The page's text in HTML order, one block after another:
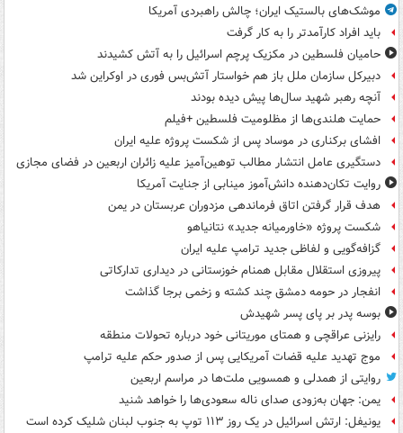
موشک‌های بالستیک ایران؛ چالش راهبردی آمریکا
باید افراد کارآمدتر را به کار گرفت
حامیان فلسطین در مکزیک پرچم اسرائیل را به آتش کشیدند
دبیرکل سازمان ملل باز هم خواستار آتش‌بس فوری در اوکراین شد
آنچه رهبر شهید سال‌ها پیش دیده بودند
حمایت هلندی‌ها از مظلومیت فلسطین +فیلم
افشای برکناری در موساد پس از شکست پروژه علیه ایران
دستگیری عامل انتشار مطالب توهین‌آمیز علیه زائران اربعین در فضای مجازی
روایت تکان‌دهنده دانش‌آموز مینابی از جنایت آمریکا
هدف قرار گرفتن اتاق‌ فرماندهی مزدوران عربستان در یمن
شکست پروژه «خاورمیانه جدید» نتانیاهو
گزافه‌گویی و لفاظی جدید ترامپ علیه ایران
پیروزی استقلال مقابل همنام خوزستانی در دیداری تدارکاتی
انفجار در حومه دمشق چند کشته و زخمی برجا گذاشت
بوسه‌ پدر بر پای پسر شهیدش
رایزنی عراقچی و همتای موریتانی خود درباره تحولات منطقه
موج تهدید علیه قضات آمریکایی پس از صدور حکم علیه ترامپ
روایتی از همدلی و همسویی ملت‌ها در مراسم اربعین
یمن: جهان به‌زودی صدای ناله سعودی‌ها را خواهد شنید
یونیفل: ارتش اسرائیل در یک روز ۱۱۳ توپ به جنوب لبنان شلیک کرده است